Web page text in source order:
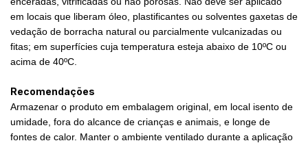
em locais que liberam óleo, plastificantes ou solventes gaxetas de
vedação de borracha natural ou parcialmente vulcanizadas ou
fitas; em superfícies cuja temperatura esteja abaixo de 10ºC ou
acima de 40ºC.
Recomendações
Armazenar o produto em embalagem original, em local isento de
umidade, fora do alcance de crianças e animais, e longe de
fontes de calor. Manter o ambiente ventilado durante a aplicação